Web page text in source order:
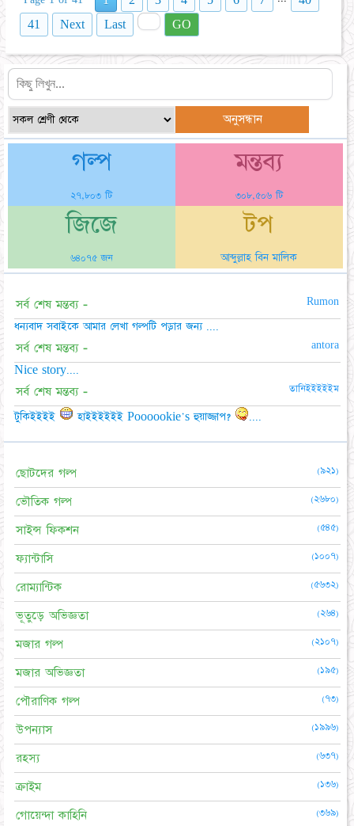
41
Next Last GO
গল্প
২৭,৮০৩ টি
মন্তব্য
৩০৮,৫০৬ টি
জিজে
৬৪০৭৫ জন
টপ
আব্দুল্লাহ বিন মালিক
সর্ব শেষ মন্তব্য - Rumon
ধন্যবাদ সবাইকে আমার লেখা গল্পটি পড়ার জন্য ....
সর্ব শেষ মন্তব্য - antora
Nice story....
সর্ব শেষ মন্তব্য - তানিইইইইইম
টুকিইইইই হাইইইইইই Poooookie's হুয়াজ্জাপ? ....
ছোটদের গল্প (৯২১)
ভৌতিক গল্প (২৬৮০)
সাইন্স ফিকশন (৫৪৫)
ফ্যান্টাসি (১০০৭)
রোম্যান্টিক (৫৬৩২)
ভূতুড়ে অভিজ্ঞতা (২৬৪)
মজার গল্প (২১০৭)
মজার অভিজ্ঞতা (১৯৫)
পৌরাণিক গল্প (৭৩)
উপন্যাস (১৯৯৬)
রহস্য (৬৩৭)
ক্রাইম (১৩৬)
গোয়েন্দা কাহিনি (৩৬৯)